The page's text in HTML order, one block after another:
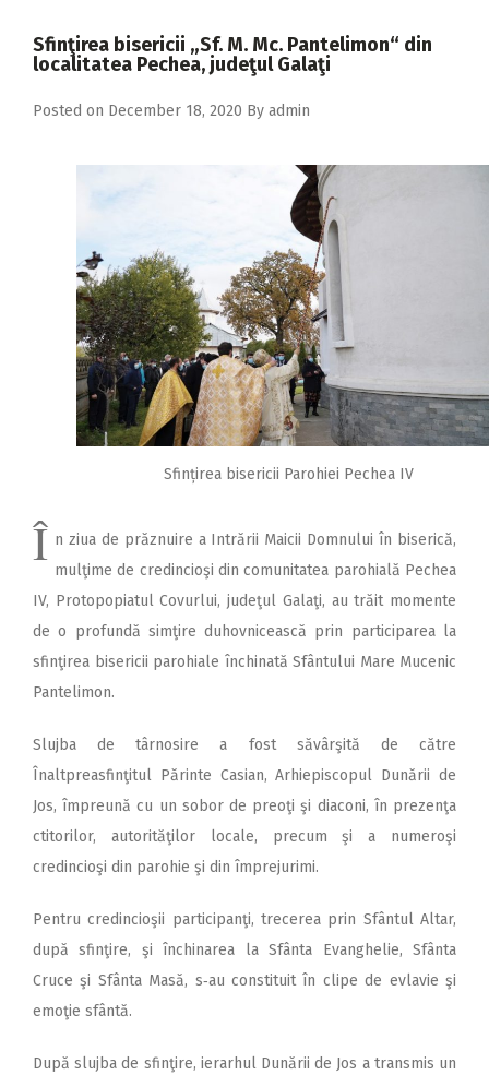
2017
Sfinţirea bisericii „Sf. M. Mc. Pantelimon“ din
localitatea Pechea, judeţul Galaţi
Posted on December 18, 2020 By admin
Sfințirea bisericii Parohiei Pechea IV
Î n ziua de prăznuire a Intrării Maicii Domnului în biserică,
mulţime de credincioşi din comunitatea parohială Pechea
IV, Protopopiatul Covurlui, judeţul Galaţi, au trăit momente
de o profundă simţire duhovnicească prin participarea la
sfinţirea bisericii parohiale închinată Sfântului Mare Mucenic
Pantelimon.
Slujba de târnosire a fost săvârşită de către
Înaltpreasfinţitul Părinte Casian, Arhiepiscopul Dunării de
Jos, împreună cu un sobor de preoţi şi diaconi, în prezenţa
ctitorilor, autorităţilor locale, precum şi a numeroşi
credincioşi din parohie şi din împrejurimi.
Pentru credincioşii participanţi, trecerea prin Sfântul Altar,
după sfinţire, şi închinarea la Sfânta Evanghelie, Sfânta
Cruce şi Sfânta Masă, s‑au constituit în clipe de evlavie şi
emoţie sfântă.
După slujba de sfinţire, ierarhul Dunării de Jos a transmis un